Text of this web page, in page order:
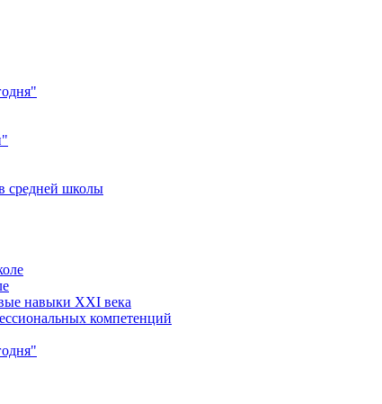
средней школы
навыки XXI века
компетенций